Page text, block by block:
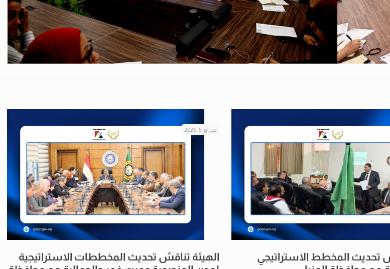
تحديث المخطط الاستراتيجي
فبراير 5, 2026
الهيئة تناقش تحديث المخططات الاستراتيجية